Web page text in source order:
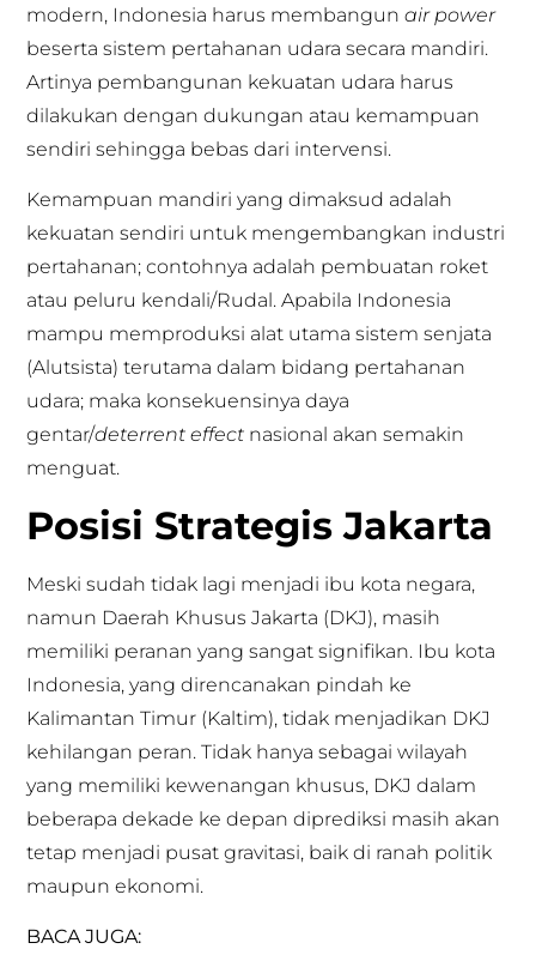
modern, Indonesia harus membangunair power
beserta sistem pertahanan udara secara mandiri.
Artinya pembangunan kekuatan udara harus
dilakukan dengan dukungan atau kemampuan
sendiri sehingga bebas dari intervensi.
Kemampuan mandiri yang dimaksud adalah
kekuatan sendiri untuk mengembangkan industri
pertahanan; contohnya adalah pembuatan roket
atau peluru kendali/Rudal. Apabila Indonesia
mampu memproduksi alat utama sistem senjata
(Alutsista) terutama dalam bidang pertahanan
udara; maka konsekuensinya daya
gentar/deterrent effect nasional akan semakin
menguat.
Posisi Strategis Jakarta
Meski sudah tidak lagi menjadi ibu kota negara,
namun Daerah Khusus Jakarta (DKJ), masih
memiliki peranan yang sangat signifikan. Ibu kota
Indonesia, yang direncanakan pindah ke
Kalimantan Timur (Kaltim), tidak menjadikan DKJ
kehilangan peran. Tidak hanya sebagai wilayah
yang memiliki kewenangan khusus, DKJ dalam
beberapa dekade ke depan diprediksi masih akan
tetap menjadi pusat gravitasi, baik di ranah politik
maupun ekonomi.
BACA JUGA: